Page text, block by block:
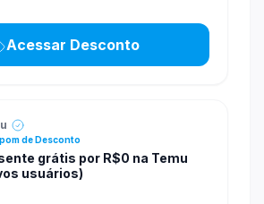
Acessar Desconto
de Desconto
grátis por R$0 na Temu
usuários)